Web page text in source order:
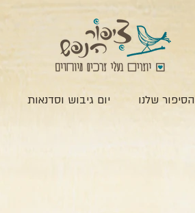
הסיפור שלנו יום גיבוש וסדנאות